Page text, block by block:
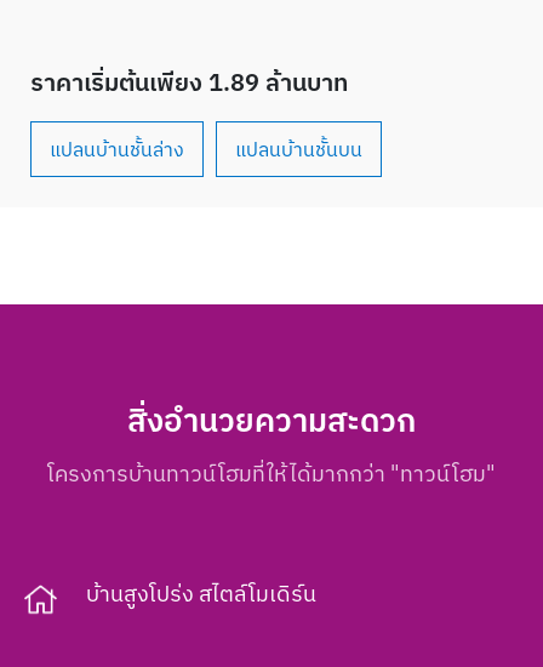
ราคาเริ่มต้นเพียง 1.89 ล้านบาท
แปลนบ้านชั้นล่าง แปลนบ้านชั้นบน
สิ่งอำนวยความสะดวก
โครงการบ้านทาวน์โฮมที่ให้ได้มากกว่า "ทาวน์โฮม"
บ้านสูงโปร่ง สไตล์โมเดิร์น